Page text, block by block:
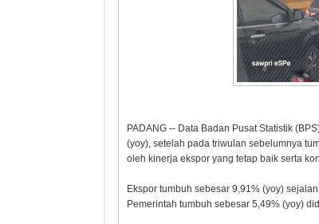
PADANG -- Data Badan Pusat Statistik
(yoy), setelah pada triwulan sebelumnya
oleh kinerja ekspor yang tetap baik serta
Ekspor tumbuh sebesar 9,91% (yoy)
Pemerintah tumbuh sebesar 5,49% (yoy)